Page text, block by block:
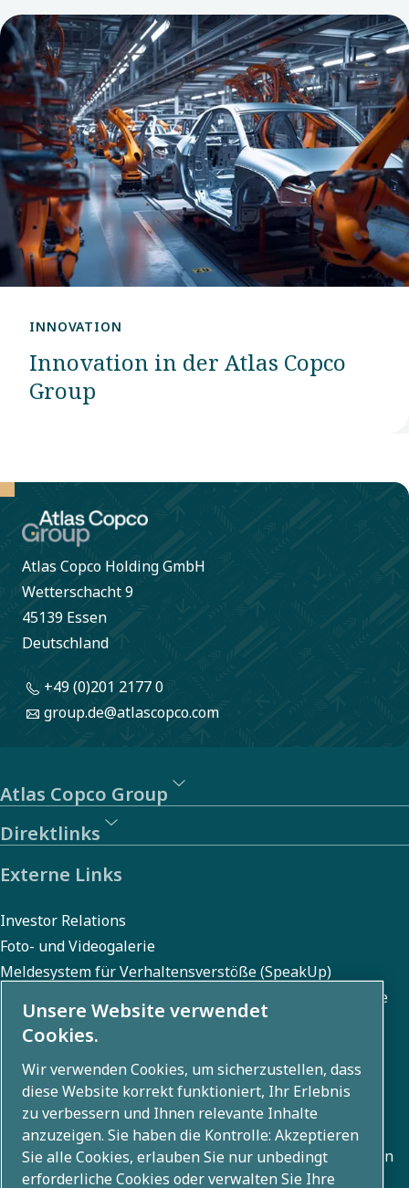
INNOVATION
Innovation in der Atlas Copco
Group
Atlas Copco Holding GmbH
Wetterschacht 9
45139 Essen
Deutschland
+49 (0)201 2177 0
group.de@atlascopco.com
Atlas Copco Group
Direktlinks
Externe Links
Investor Relations
Foto- und Videogalerie
Meldesystem für Verhaltensverstöße (SpeakUp)
Meldesystem für Menschenrechts- und Umweltverstöße
(SpeakUp)
Über uns
Die Atlas Copco Group entwickelt innovative Lösungen in
allen Geschäftsbereichen, darunter Luftkompression,
Unsere Website verwendet
Cookies.
Wir verwenden Cookies, um sicherzustellen, dass
diese Website korrekt funktioniert, Ihr Erlebnis
zu verbessern und Ihnen relevante Inhalte
anzuzeigen. Sie haben die Kontrolle: Akzeptieren
Sie alle Cookies, erlauben Sie nur unbedingt
erforderliche Cookies oder verwalten Sie Ihre